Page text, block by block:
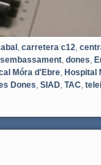
carretera c12
dones
Móra d'Ebre Hospital
Dones SIAD TAC